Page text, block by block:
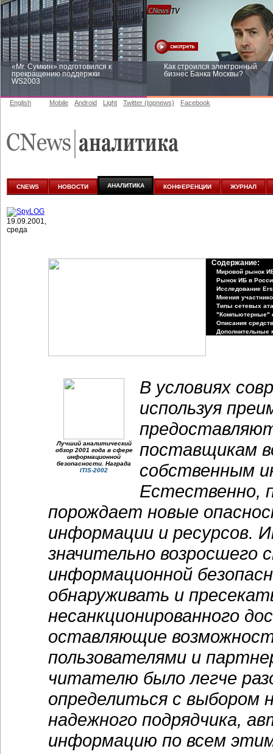
«Mr. Сумкин» подготовился к
прекращению поддержки
WS2003
Как строился электронный
бизнес Банка Москвы?
аналитике
English Mobile Android Light Twitter (topnews) Facebook
CNEWS НОВОСТИ АНАЛИТИКА КОНФЕРЕНЦИИ ЖУРНАЛ
19.09.2001,
среда
Содержание:
Мировой рынок
Рынок ИБ в
Исследование
Мнения
Типы сетевых
"Компьютерные"
Описания
Дополнительные
Лучший аналитический
обзор 2001 года в сфере
информационной
безопасности. Награда
ITIS-2002
В условиях
используя
поставщикам
собственным
Естественно,
порождает новые
информации и ресурсов.
значительно
информационной
обнаруживать и
несанкционированного
оставляющие
пользователями и
читателю было легче
определиться с
надежного подрядчика,
информацию по всем